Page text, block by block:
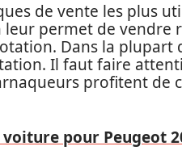
de vente les plus
leur permet de
Dans la plupart
Il faut faire
profitent de
pour Peugeot